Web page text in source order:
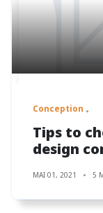
Conception
Tips to
design
MAI 01, 2021 5